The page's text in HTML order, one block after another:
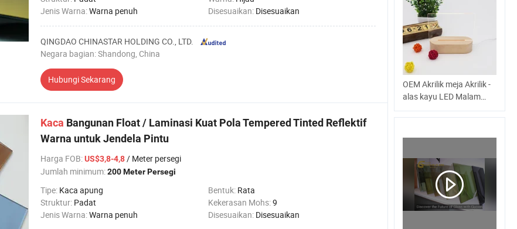
Jenis Warna:Warna penuh Disesuaikan: Disesuaikan
QINGDAO CHINASTAR HOLDING CO., LTD.
Negara bagian: Shandong, China
Hubungi Sekarang
Kaca Bangunan Float / Laminasi Kuat Pola Tempered Tinted Reflektif
Warna untuk Jendela Pintu
Harga FOB:US$3,8-4,8/ Meter persegi
Jumlah minimum:200 Meter Persegi
Tipe: Kaca apung Bentuk: Rata
Struktur: Padat Kekerasan Mohs:9
Jenis Warna:Warna penuh Disesuaikan: Disesuaikan
OEM Akrilik meja Akrilik -
alas kayu LED Malam
tanpa swakarya untuk
anak-anak